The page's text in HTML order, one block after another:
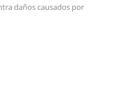
daños causados por